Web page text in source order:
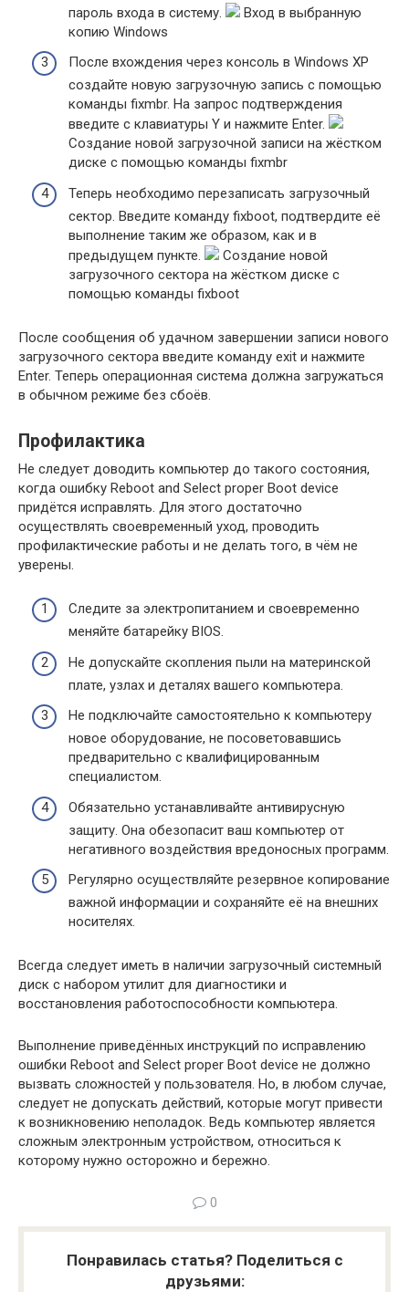
пароль входа в систему.
Вход в выбранную
копию Windows
После вхождения через консоль в Windows XP
создайте новую загрузочную запись с помощью
команды fixmbr. На запрос подтверждения
введите с клавиатуры Y и нажмите Enter.
Создание новой загрузочной записи на жёстком
диске с помощью команды fixmbr
Теперь необходимо перезаписать загрузочный
сектор. Введите команду fixboot, подтвердите её
выполнение таким же образом, как и в
предыдущем пункте.
Создание новой
загрузочного сектора на жёстком диске с
помощью команды fixboot
После сообщения об удачном завершении записи нового
загрузочного сектора введите команду exit и нажмите
Enter. Теперь операционная система должна загружаться
в обычном режиме без сбоёв.
Профилактика
Не следует доводить компьютер до такого состояния,
когда ошибку Reboot and Select proper Boot device
придётся исправлять. Для этого достаточно
осуществлять своевременный уход, проводить
профилактические работы и не делать того, в чём не
уверены.
Следите за электропитанием и своевременно
меняйте батарейку BIOS.
Не допускайте скопления пыли на материнской
плате, узлах и деталях вашего компьютера.
Не подключайте самостоятельно к компьютеру
новое оборудование, не посоветовавшись
предварительно с квалифицированным
специалистом.
Обязательно устанавливайте антивирусную
защиту. Она обезопасит ваш компьютер от
негативного воздействия вредоносных программ.
Регулярно осуществляйте резервное копирование
важной информации и сохраняйте её на внешних
носителях.
Всегда следует иметь в наличии загрузочный системный
диск с набором утилит для диагностики и
восстановления работоспособности компьютера.
Выполнение приведённых инструкций по исправлению
ошибки Reboot and Select proper Boot device не должно
вызвать сложностей у пользователя. Но, в любом случае,
следует не допускать действий, которые могут привести
к возникновению неполадок. Ведь компьютер является
сложным электронным устройством, относиться к
которому нужно осторожно и бережно.
0
Понравилась статья? Поделиться с
друзьями: